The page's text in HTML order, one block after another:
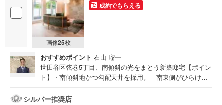
画像25枚
成約でもらえる
おすすめポイント 石山 瑠一
世田谷区弦巻5丁目、南傾斜の光をまとう新築邸宅【ポイン
ト】・南傾斜地かつ勾配天井を採用。 南東側がひらけた
菱地所ホーム施工で高気密・高断熱（気密性能検査済）に
シルバー推奨店